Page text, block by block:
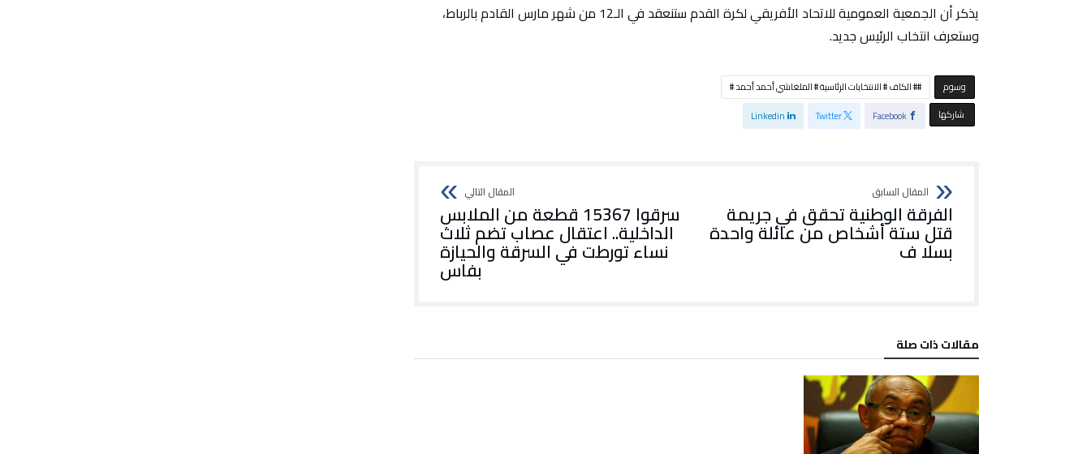
يذكر أن الجمعية العمومية للاتحاد الأفريقي لكرة القدم ستنعقد في الـ12 من شهر مارس القادم بالرباط،
وستعرف انتخاب الرئيس جديد.
‫‫‫‫وسوم‬
# الكاف # الانتخابات الرئاسية # الملغاشي أحمد أحمد #
‫‫ شاركها‬
Facebook
Twitter
Linkedin
الفرقة الوطنية تحقق في جريمة
قتل ستة أشخاص من عائلة واحدة
بسلا ف
سرقوا 15367 قطعة من الملابس
الداخلية.. اعتقال عصاب تضم ثلاث
نساء تورطت في السرقة والحيازة
بفاس
‫مقالات ذات صلة‬